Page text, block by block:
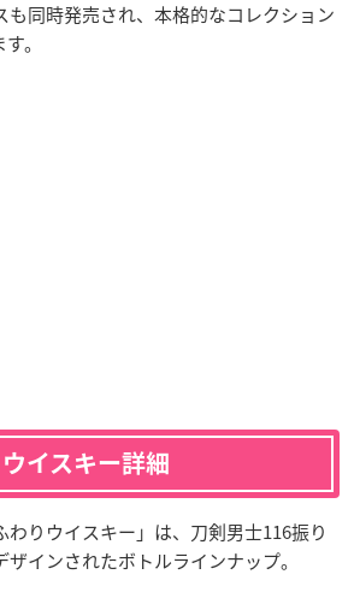
も同時発売され、本格的なコレクション
。
イスキー詳細
りウイスキー」は、刀剣男士116振り
インされたボトルラインナップ。